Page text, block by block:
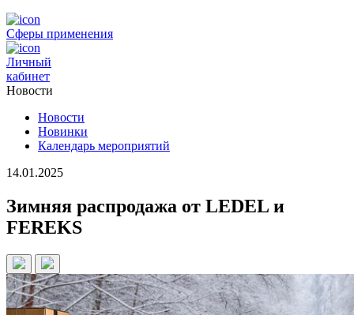
Сферы применения
Личный
кабинет
Новости
Новости
Новинки
Календарь мероприятий
14.01.2025
Зимняя распродажа от LEDEL и
FEREKS